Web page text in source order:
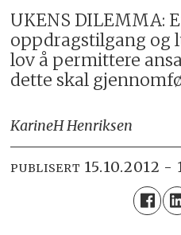
UKENS DILEMMA:
oppdragstilgang og
lov å permittere
dette skal
KarineH Henriksen
PUBLISERT 15.10.2012 -